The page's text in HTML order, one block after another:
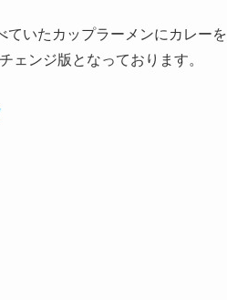
ていたカップラーメンにカレーを
ェンジ版となっております。